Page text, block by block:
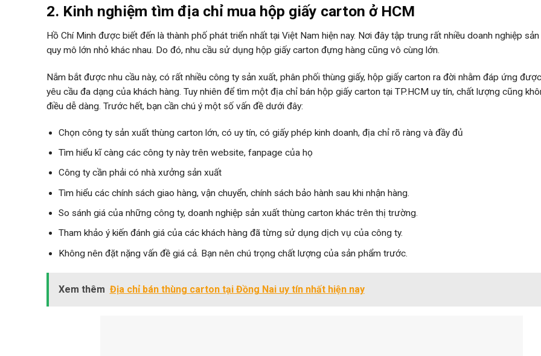
2. Kinh nghiệm tìm địa chỉ mua hộp giấy carton ở HCM
Hồ Chí Minh được biết đến là thành phố phát triển nhất tại Việt Nam hiện nay. Nơi đây tập trung rất nhiều doanh nghiệp
quy mô lớn nhỏ khác nhau. Do đó, nhu cầu sử dụng hộp giấy carton đựng hàng cũng vô cùng lớn.
Nắm bắt được nhu cầu này, có rất nhiều công ty sản xuất, phân phối thùng giấy, hộp giấy carton ra đời nhằm đáp ứng
yêu cầu đa dạng của khách hàng. Tuy nhiên để tìm một địa chỉ bán hộp giấy carton tại TP.HCM uy tín, chất lượng cũng
điều dễ dàng. Trước hết, bạn cần chú ý một số vấn đề dưới đây:
Chọn công ty sản xuất thùng carton lớn, có uy tín, có giấy phép kinh doanh, địa chỉ rõ ràng và đầy đủ
Tìm hiểu kĩ càng các công ty này trên website, fanpage của họ
Công ty cần phải có nhà xưởng sản xuất
Tìm hiểu các chính sách giao hàng, vận chuyển, chính sách bảo hành sau khi nhận hàng.
So sánh giá của những công ty, doanh nghiệp sản xuất thùng carton khác trên thị trường.
Tham khảo ý kiến đánh giá của các khách hàng đã từng sử dụng dịch vụ của công ty.
Không nên đặt nặng vấn đề giá cả. Bạn nên chú trọng chất lượng của sản phẩm trước.
Xem thêm Địa chỉ bán thùng carton tại Đồng Nai uy tín nhất hiện nay